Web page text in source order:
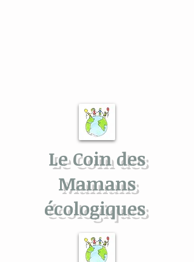
Le Coin des
Mamans
écologiques